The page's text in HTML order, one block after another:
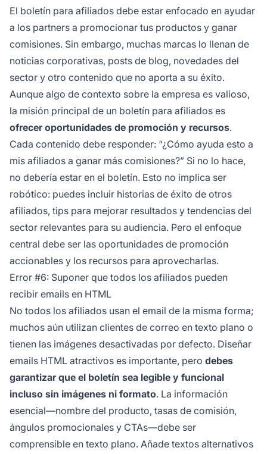
El boletín para afiliados debe estar enfocado en ayudar
a los partners a promocionar tus productos y ganar
comisiones. Sin embargo, muchas marcas lo llenan de
noticias corporativas, posts de blog, novedades del
sector y otro contenido que no aporta a su éxito.
Aunque algo de contexto sobre la empresa es valioso,
la misión principal de un boletín para afiliados es
ofrecer oportunidades de promoción y recursos.
Cada contenido debe responder: “¿Cómo ayuda esto a
mis afiliados a ganar más comisiones?” Si no lo hace,
no debería estar en el boletín. Esto no implica ser
robótico: puedes incluir historias de éxito de otros
afiliados, tips para mejorar resultados y tendencias del
sector relevantes para su audiencia. Pero el enfoque
central debe ser las oportunidades de promoción
accionables y los recursos para aprovecharlas.
Error #6: Suponer que todos los afiliados pueden
recibir emails en HTML
No todos los afiliados usan el email de la misma forma;
muchos aún utilizan clientes de correo en texto plano o
tienen las imágenes desactivadas por defecto. Diseñar
emails HTML atractivos es importante, pero debes
garantizar que el boletín sea legible y funcional
incluso sin imágenes ni formato. La información
esencial—nombre del producto, tasas de comisión,
ángulos promocionales y CTAs—debe ser
comprensible en texto plano. Añade textos alternativos